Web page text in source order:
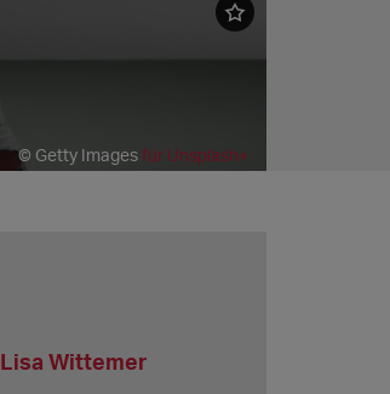
© Getty Imagesfür Unsplash+
Lisa Wittemer